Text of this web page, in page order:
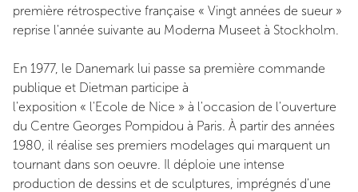
première rétrospective française « Vingt années de sueur »
reprise l'année suivante au Moderna Museet à Stockholm.
En 1977, le Danemark lui passe sa première commande
publique et Dietman participe à
l'exposition « l'Ecole de Nice » à l'occasion de l'ouverture
du Centre Georges Pompidou à Paris. À partir des années
1980, il réalise ses premiers modelages qui marquent un
tournant dans son oeuvre. Il déploie une intense
production de dessins et de sculptures, imprégnés d'une